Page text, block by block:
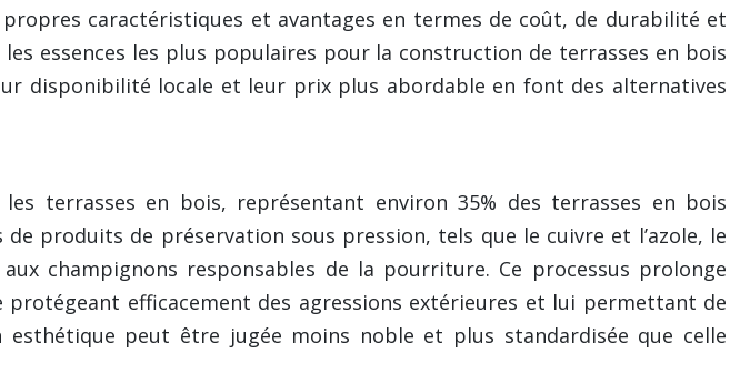
caractéristiques et avantages en termes de coût, de durabilité et
essences les plus populaires pour la construction de terrasses en bois
disponibilité locale et leur prix plus abordable en font des alternatives
terrasses en bois, représentant environ 35% des terrasses en bois
produits de préservation sous pression, tels que le cuivre et l’azole, le
champignons responsables de la pourriture. Ce processus prolonge
efficacement des agressions extérieures et lui permettant de
peut être jugée moins noble et plus standardisée que celle